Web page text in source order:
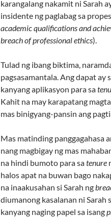
karangalang nakamit ni Sarah
insidente ng paglabag sa
academic qualifications and
breach of professional ethics).
Tulad ng ibang biktima,
pagsasamantala. Ang dapat ay
kanyang aplikasyon para sa
Kahit na may karapatang
mas binigyang-pansin ang
Mas matinding panggagahasa
nang magbigay ng mas
na hindi bumoto para satenure
halos apat na buwan bago
na inaakusahan si Sarah ng
diumanong kasalanan ni
kanyang naging papel sa isang